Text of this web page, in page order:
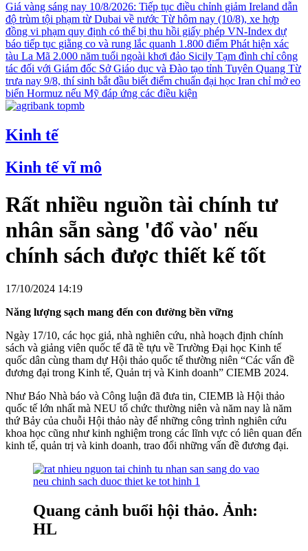
Giá vàng sáng nay 10/8/2026: Tiếp tục điều chỉnh giảm Ireland dẫn
độ trùm tội phạm từ Dubai về nước Từ hôm nay (10/8), xe hợp
đồng vi phạm quy định có thể bị thu hồi giấy phép VN-Index dự
báo tiếp tục giằng co và rung lắc quanh 1.800 điểm Phát hiện xác
tàu La Mã 2.000 năm tuổi ngoài khơi đảo Sicily Tạm đình chỉ công
tác đối với Giám đốc Sở Giáo dục và Đào tạo tỉnh Tuyên Quang Từ
trưa nay 9/8, thí sinh bắt đầu biết điểm chuẩn đại học Iran chỉ mở eo
biển Hormuz nếu Mỹ đáp ứng các điều kiện
Kinh tế
Kinh tế vĩ mô
Rất nhiều nguồn tài chính tư
nhân sẵn sàng 'đổ vào' nếu
chính sách được thiết kế tốt
17/10/2024 14:19
Năng lượng sạch mang đến con đường bền vững
Ngày 17/10, các học giả, nhà nghiên cứu, nhà hoạch định chính
sách và giảng viên quốc tế đã tề tựu về Trường Đại học Kinh tế
quốc dân cùng tham dự Hội thảo quốc tế thường niên “Các vấn đề
đương đại trong Kinh tế, Quản trị và Kinh doanh” CIEMB 2024.
Như Báo Nhà báo và Công luận đã đưa tin, CIEMB là Hội thảo
quốc tế lớn nhất mà NEU tổ chức thường niên và năm nay là năm
thứ Bảy của chuỗi Hội thảo này để những công trình nghiên cứu
khoa học cũng như kinh nghiệm trong các lĩnh vực có liên quan đến
kinh tế, quản trị và kinh doanh, trao đổi những vấn đề đương đại.
Quang cảnh buổi hội thảo. Ảnh:
HL